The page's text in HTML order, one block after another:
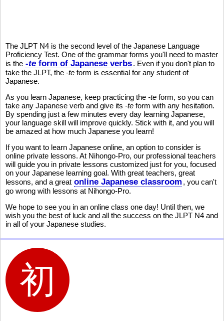
The JLPT N4 is the second level of the Japanese Language
Proficiency Test. One of the grammar forms you'll need to master
is the -te form of Japanese verbs. Even if you don't plan to
take the JLPT, the -te form is essential for any student of
Japanese.
As you learn Japanese, keep practicing the -te form, so you can
take any Japanese verb and give its -te form with any hesitation.
By spending just a few minutes every day learning Japanese,
your language skill will improve quickly. Stick with it, and you will
be amazed at how much Japanese you learn!
If you want to learn Japanese online, an option to consider is
online private lessons. At Nihongo-Pro, our professional teachers
will guide you in private lessons customized just for you, focused
on your Japanese learning goal. With great teachers, great
lessons, and a great online Japanese classroom , you can't
go wrong with lessons at Nihongo-Pro.
We hope to see you in an online class one day! Until then, we
wish you the best of luck and all the success on the JLPT N4 and
in all of your Japanese studies.